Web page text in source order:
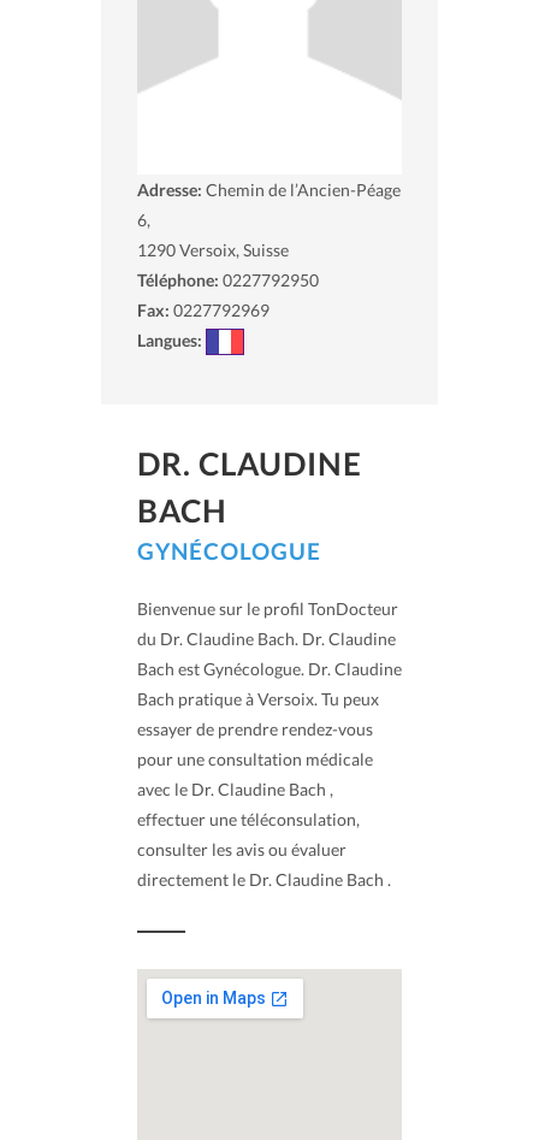
Adresse: Chemin de l’Ancien-Péage
6,
1290Versoix, Suisse
Téléphone: 0227792950
Fax: 0227792969
Langues:
DR. CLAUDINE
BACH
GYNÉCOLOGUE
Bienvenue sur le profil TonDocteur
du Dr. Claudine Bach. Dr. Claudine
Bach est Gynécologue. Dr. Claudine
Bach pratique à Versoix. Tu peux
essayer de prendre rendez-vous
pour une consultation médicale
avec le Dr. Claudine Bach ,
effectuer une téléconsulation,
consulter les avis ou évaluer
directement le Dr. Claudine Bach .